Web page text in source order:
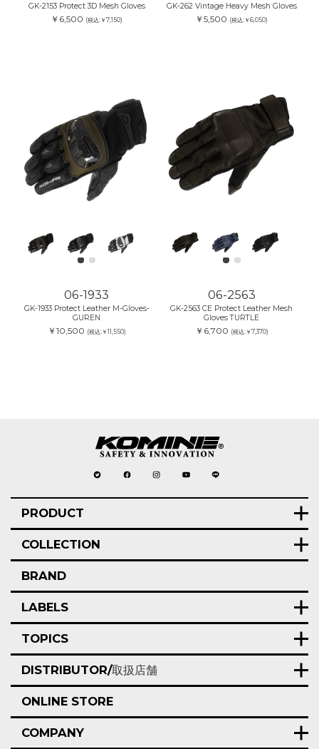
GK-2153 Protect 3D Mesh Gloves
￥6,500 (税込:￥7,150)
GK-262 Vintage Heavy Mesh Gloves
￥5,500 (税込:￥6,050)
06-1933
GK-1933 Protect Leather M-Gloves-
GUREN
￥10,500 (税込:￥11,550)
06-2563
GK-2563 CE Protect Leather Mesh
Gloves TURTLE
￥6,700 (税込:￥7,370)
PRODUCT
COLLECTION
BRAND
LABELS
TOPICS
DISTRIBUTOR/取扱店舗
ONLINE STORE
COMPANY